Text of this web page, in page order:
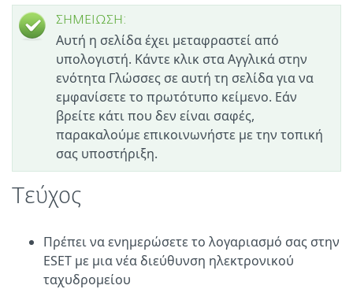
ΣΗΜΕΙΩΣΗ:
Αυτή η σελίδα έχει μεταφραστεί από
υπολογιστή. Κάντε κλικ στα Αγγλικά στην
ενότητα Γλώσσες σε αυτή τη σελίδα για να
εμφανίσετε το πρωτότυπο κείμενο. Εάν
βρείτε κάτι που δεν είναι σαφές,
παρακαλούμε επικοινωνήστε με την τοπική
σας υποστήριξη.
Τεύχος
Πρέπει να ενημερώσετε το λογαριασμό σας στην
ESET με μια νέα διεύθυνση ηλεκτρονικού
ταχυδρομείου